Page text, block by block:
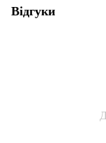
Відгуки